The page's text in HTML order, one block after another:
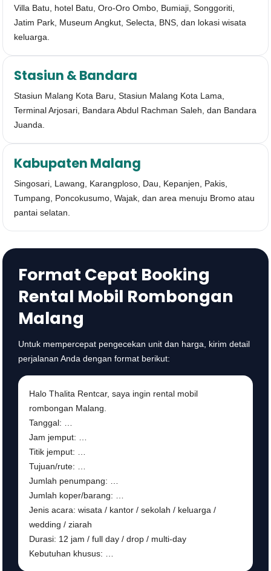
Villa Batu, hotel Batu, Oro-Oro Ombo, Bumiaji, Songgoriti,
Jatim Park, Museum Angkut, Selecta, BNS, dan lokasi wisata
keluarga.
Stasiun & Bandara
Stasiun Malang Kota Baru, Stasiun Malang Kota Lama,
Terminal Arjosari, Bandara Abdul Rachman Saleh, dan Bandara
Juanda.
Kabupaten Malang
Singosari, Lawang, Karangploso, Dau, Kepanjen, Pakis,
Tumpang, Poncokusumo, Wajak, dan area menuju Bromo atau
pantai selatan.
Format Cepat Booking
Rental Mobil Rombongan
Malang
Untuk mempercepat pengecekan unit dan harga, kirim detail
perjalanan Anda dengan format berikut:
Halo Thalita Rentcar, saya ingin rental mobil
rombongan Malang.
Tanggal: …
Jam jemput: …
Titik jemput: …
Tujuan/rute: …
Jumlah penumpang: …
Jumlah koper/barang: …
Jenis acara: wisata / kantor / sekolah / keluarga /
wedding / ziarah
Durasi: 12 jam / full day / drop / multi-day
Kebutuhan khusus: …